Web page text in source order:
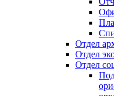
Отдел
Отдел
Отдел